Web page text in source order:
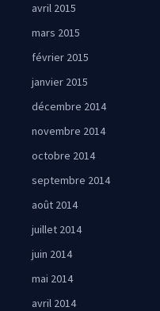
avril 2015
mars 2015
février 2015
janvier 2015
décembre 2014
novembre 2014
octobre 2014
septembre 2014
août 2014
juillet 2014
juin 2014
mai 2014
avril 2014